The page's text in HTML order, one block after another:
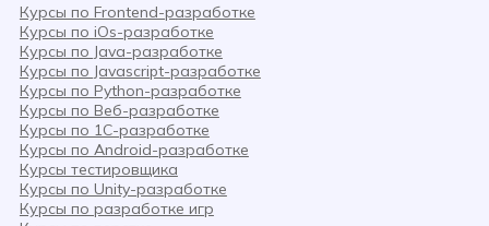
Курсы по Frontend-разработке
Курсы по iOs-разработке
Курсы по Java-разработке
Курсы по Javascript-разработке
Курсы по Python-разработке
Курсы по Веб-разработке
Курсы по 1С-разработке
Курсы по Android-разработке
Курсы тестировщика
Курсы по Unity-разработке
Курсы по разработке игр